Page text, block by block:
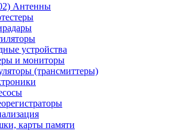
Антенны
устройства
и мониторы
(трансмиттеры)
карты памяти